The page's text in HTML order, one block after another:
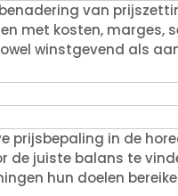
van
met kosten, marges,
winstgevend als
prijsbepaling in de
de juiste balans te
hun doelen